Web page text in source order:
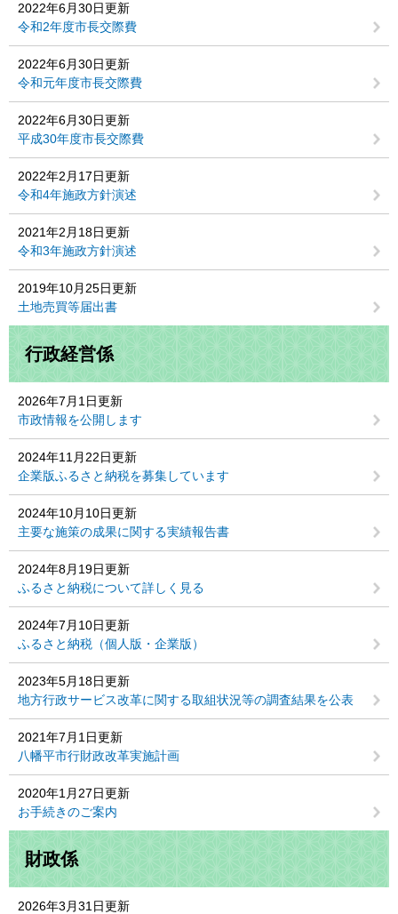
2022年6月30日更新
令和2年度市長交際費
2022年6月30日更新
令和元年度市長交際費
2022年6月30日更新
平成30年度市長交際費
2022年2月17日更新
令和4年施政方針演述
2021年2月18日更新
令和3年施政方針演述
2019年10月25日更新
土地売買等届出書
行政経営係
2026年7月1日更新
市政情報を公開します
2024年11月22日更新
企業版ふるさと納税を募集しています
2024年10月10日更新
主要な施策の成果に関する実績報告書
2024年8月19日更新
ふるさと納税について詳しく見る
2024年7月10日更新
ふるさと納税（個人版・企業版）
2023年5月18日更新
地方行政サービス改革に関する取組状況等の調査結果を公表
2021年7月1日更新
八幡平市行財政改革実施計画
2020年1月27日更新
お手続きのご案内
財政係
2026年3月31日更新